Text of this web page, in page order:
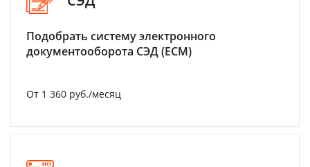
Подобрать систему электронного
документооборота СЭД (ECM)
От 1 360 руб./месяц